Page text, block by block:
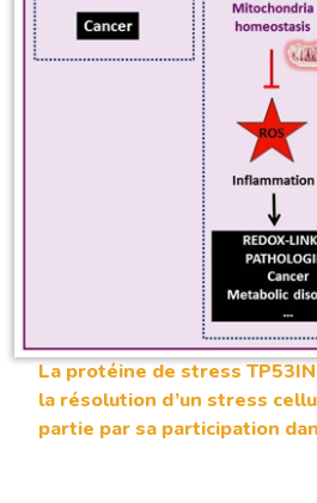
La protéine de stress
la résolution d’un stress
partie par sa participation